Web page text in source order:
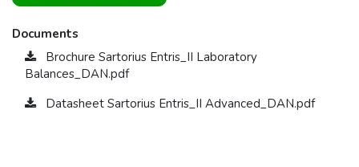
Documents
Brochure Sartorius Entris_II Laboratory
Balances_DAN.pdf
Datasheet Sartorius Entris_II Advanced_DAN.pdf